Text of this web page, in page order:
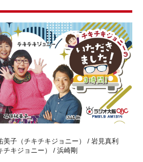
美子（チキチキジョニー） / 岩見真利
チキジョニー） / 浜崎剛